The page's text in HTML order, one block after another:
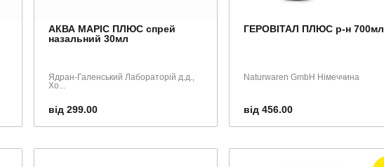
АКВА МАРІС ПЛЮС спрей
назальний 30мл
Ядран-Галенський Лабораторій д.д.,
Хо...
від 299.00
ГЕРОВІТАЛ ПЛЮС р-н 700мл
Naturwaren GmbH Німеччина
від 456.00